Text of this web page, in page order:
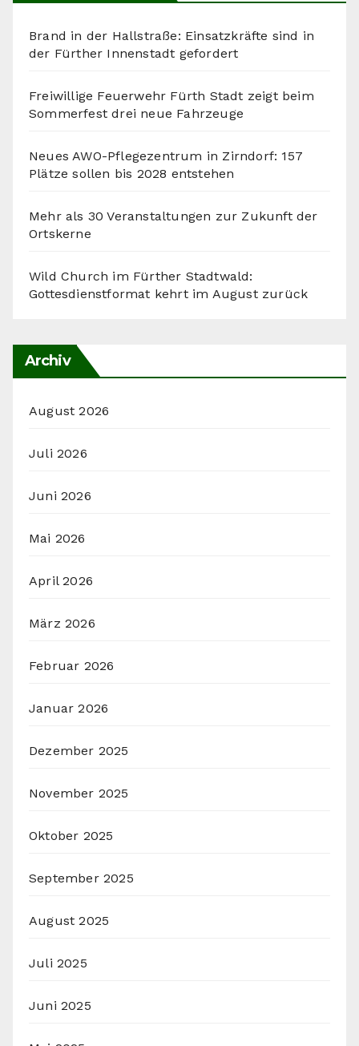
Brand in der Hallstraße: Einsatzkräfte sind in
der Fürther Innenstadt gefordert
Freiwillige Feuerwehr Fürth Stadt zeigt beim
Sommerfest drei neue Fahrzeuge
Neues AWO-Pflegezentrum in Zirndorf: 157
Plätze sollen bis 2028 entstehen
Mehr als 30 Veranstaltungen zur Zukunft der
Ortskerne
Wild Church im Fürther Stadtwald:
Gottesdienstformat kehrt im August zurück
Archiv
August 2026
Juli 2026
Juni 2026
Mai 2026
April 2026
März 2026
Februar 2026
Januar 2026
Dezember 2025
November 2025
Oktober 2025
September 2025
August 2025
Juli 2025
Juni 2025